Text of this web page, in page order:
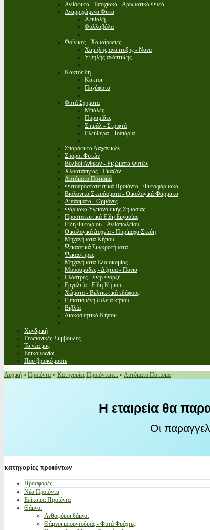
Ανθόφυτα - Εποχιακά - Αρωματικά Φυτά
Αναρριχώμενα Φυτά
Αειθαλή
Φυλλοβόλα
Φοίνικες - Χαμαίρωπες
Χαμηλής ανάπτυξης - Νάνα
Υψηλής ανάπτυξης
Κακτοειδή
Κάκτοι
Παχύφυτα
Φυτά Σχήματα
Μπάλες
Πυραμίδες
Σπιράλ - Στριφτά
Ελεύθερα - Τοπιάρια
Σπορόφυτα Λαχανικών
Σπόροι Φυτών
Βολβοί Ανθεων - Ριζώματα Φυτών
Χλοοτάπητας - Γκαζόν
Αυτόματο Πότισμα
Φυτοπροστατευτικά Προϊόντα - Φυτοφάρμακα
Βιολογικά Σκευάσματα - Οικολογικά Φάρμακα
Λιπάσματα - Ορμόνες
Φάρμακα Υγειονομικής Σημασίας
Προστατευτικά Είδη Εργασίας
Είδη Φυτωρίου - Ανθοπωλείου
Οικολογικά Δοχεία - Πυρίμαχα Σκεύη
Μηχανήματα Κήπου
Ψεκαστικά Συγκροτήματα
Ψεκαστήρες
Μηχανήματα Ελαιοκομίας
Μουσαμάδες - Δίχτυα - Πανιά
Γλάστρες - Φερ Φορζέ
Εργαλεία - Είδη Κήπου
Χώματα - Βελτιωτικά εδάφους
Εμποτισμένη ξυλεία κήπου
Βιβλία
Διακοσμητικά Κήπου
Χονδρική
Γεωπονικές Συμβουλές
Τα νέα μας
Επικοινωνία
Που βρισκόμαστε
Αρχική » Προϊόντα » Κατηγορίες Προϊόντων... »Αυτόματο Πότισμα
Η εταιρεία θα
Οι
κατηγορίες προιόντων
Προσφορές
Νέα Προϊόντα
Επίκαιρα Προϊόντα
Θάμνοι
Ανθοφόροι θάμνοι
Θάμνοι μπορντούρας - Φυτά Φράχτες